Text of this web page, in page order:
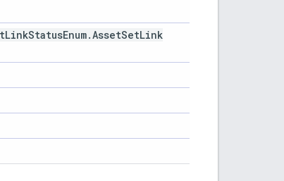
LinkStatusEnum.AssetSetLink